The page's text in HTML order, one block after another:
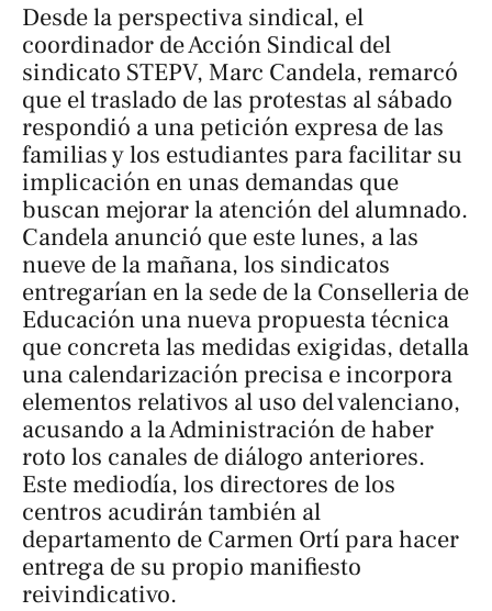
Desde la perspectiva sindical, el
coordinador de Acción Sindical del
sindicato STEPV, Marc Candela, remarcó
que el traslado de las protestas al sábado
respondió a una petición expresa de las
familias y los estudiantes para facilitar su
implicación en unas demandas que
buscan mejorar la atención del alumnado.
Candela anunció que este lunes, a las
nueve de la mañana, los sindicatos
entregarían en la sede de la Conselleria de
Educación una nueva propuesta técnica
que concreta las medidas exigidas, detalla
una calendarización precisa e incorpora
elementos relativos al uso del valenciano,
acusando a la Administración de haber
roto los canales de diálogo anteriores.
Este mediodía, los directores de los
centros acudirán también al
departamento de Carmen Ortí para hacer
entrega de su propio manifiesto
reivindicativo.